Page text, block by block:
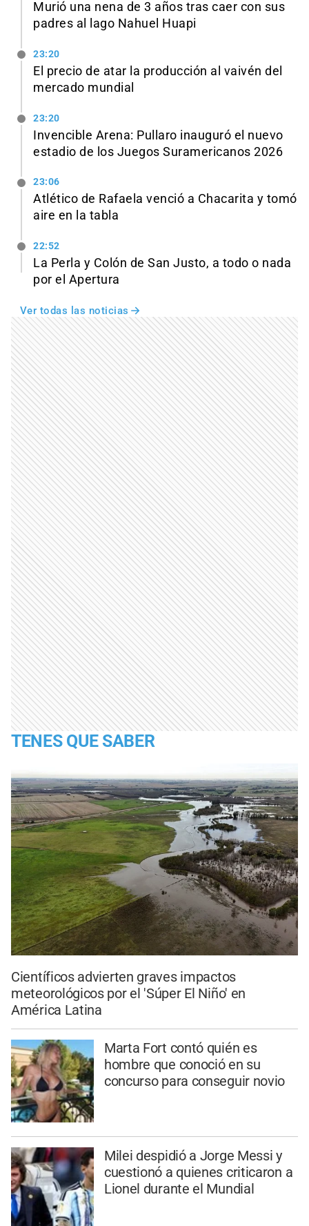
Murió una nena de 3 años tras caer con sus
padres al lago Nahuel Huapi
23:20
El precio de atar la producción al vaivén del
mercado mundial
23:20
Invencible Arena: Pullaro inauguró el nuevo
estadio de los Juegos Suramericanos 2026
23:06
Atlético de Rafaela venció a Chacarita y tomó
aire en la tabla
22:52
La Perla y Colón de San Justo, a todo o nada
por el Apertura
Ver todas las noticias
TENES QUE SABER
Científicos advierten graves impactos
meteorológicos por el 'Súper El Niño' en
América Latina
Marta Fort contó quién es
hombre que conoció en su
concurso para conseguir novio
Milei despidió a Jorge Messi y
cuestionó a quienes criticaron a
Lionel durante el Mundial